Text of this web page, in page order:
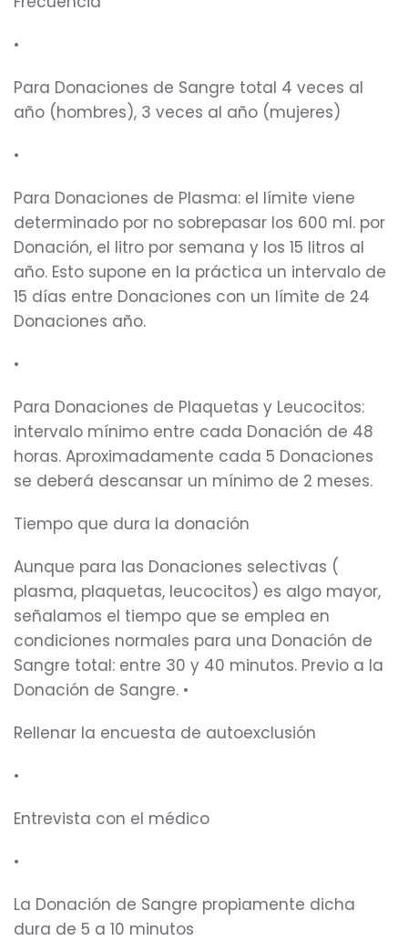
•
Para Donaciones de Sangre total 4 veces al
año (hombres), 3 veces al año (mujeres)
•
Para Donaciones de Plasma: el límite viene
determinado por no sobrepasar los 600 ml. por
Donación, el litro por semana y los 15 litros al
año. Esto supone en la práctica un intervalo de
15 días entre Donaciones con un límite de 24
Donaciones año.
•
Para Donaciones de Plaquetas y Leucocitos:
intervalo mínimo entre cada Donación de 48
horas. Aproximadamente cada 5 Donaciones
se deberá descansar un mínimo de 2 meses.
Tiempo que dura la donación
Aunque para las Donaciones selectivas (
plasma, plaquetas, leucocitos) es algo mayor,
señalamos el tiempo que se emplea en
condiciones normales para una Donación de
Sangre total: entre 30 y 40 minutos. Previo a la
Donación de Sangre. •
Rellenar la encuesta de autoexclusión
•
Entrevista con el médico
•
La Donación de Sangre propiamente dicha
dura de 5 a 10 minutos